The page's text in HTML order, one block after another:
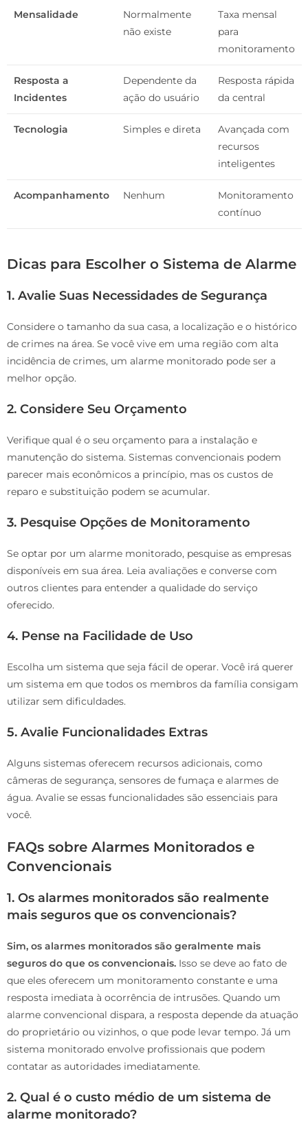
Mensalidade
Normalmente
não existe
Taxa mensal
para
monitoramento
Resposta a
Incidentes
Dependente da
ação do usuário
Resposta rápida
da central
Tecnologia Simples e direta
Avançada com
recursos
inteligentes
Acompanhamento Nenhum
Monitoramento
contínuo
Dicas para Escolher o Sistema de Alarme
1. Avalie Suas Necessidades de Segurança
Considere o tamanho da sua casa, a localização e o histórico
de crimes na área. Se você vive em uma região com alta
incidência de crimes, um alarme monitorado pode ser a
melhor opção.
2. Considere Seu Orçamento
Verifique qual é o seu orçamento para a instalação e
manutenção do sistema. Sistemas convencionais podem
parecer mais econômicos a princípio, mas os custos de
reparo e substituição podem se acumular.
3. Pesquise Opções de Monitoramento
Se optar por um alarme monitorado, pesquise as empresas
disponíveis em sua área. Leia avaliações e converse com
outros clientes para entender a qualidade do serviço
oferecido.
4. Pense na Facilidade de Uso
Escolha um sistema que seja fácil de operar. Você irá querer
um sistema em que todos os membros da família consigam
utilizar sem dificuldades.
5. Avalie Funcionalidades Extras
Alguns sistemas oferecem recursos adicionais, como
câmeras de segurança, sensores de fumaça e alarmes de
água. Avalie se essas funcionalidades são essenciais para
você.
FAQs sobre Alarmes Monitorados e
Convencionais
1. Os alarmes monitorados são realmente
mais seguros que os convencionais?
Sim, os alarmes monitorados são geralmente mais
seguros do que os convencionais. Isso se deve ao fato de
que eles oferecem um monitoramento constante e uma
resposta imediata à ocorrência de intrusões. Quando um
alarme convencional dispara, a resposta depende da atuação
do proprietário ou vizinhos, o que pode levar tempo. Já um
sistema monitorado envolve profissionais que podem
contatar as autoridades imediatamente.
2. Qual é o custo médio de um sistema de
alarme monitorado?